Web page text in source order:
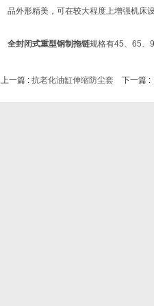
品外形精美，可在较大程度上增强机床
全封闭式重型钢制拖链规格有45、65、
上一篇 : 抗老化油缸伸缩防尘套 下一篇 :